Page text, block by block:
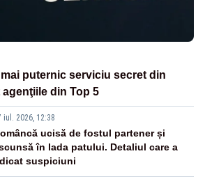
mai puternic serviciu secret din
din Top 5
iul. 2026, 12:38
ucisă de fostul partener și
în lada patului. Detaliul care a
suspiciuni